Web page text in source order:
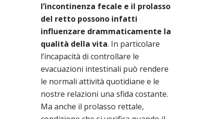
l’incontinenza fecale e il prolasso
del retto possono infatti
influenzare drammaticamente la
qualità della vita. In particolare
l’incapacità di controllare le
evacuazioni intestinali può rendere
le normali attività quotidiane e le
nostre relazioni una sfida costante.
Ma anche il prolasso rettale,